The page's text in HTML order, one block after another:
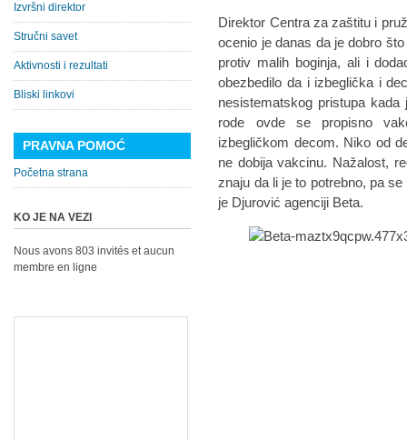
Direktor Centra za zaštitu i
ocenio je danas da je dobro
protiv malih boginja, ali i
obezbedilo da i izbeglička i
nesistematskog pristupa
rode ovde se propisno
izbegličkom decom. Niko od
ne dobija vakcinu. Nažalost,
znaju da li je to potrebno, pa
je Djurović agenciji Beta.
Izvršni direktor
Stručni savet
Aktivnosti i rezultati
Bliski linkovi
PRAVNA POMOĆ
Početna strana
KO JE NA VEZI
Nous avons 803 invités et aucun
membre en ligne